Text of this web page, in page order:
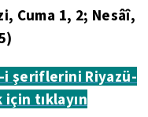
Cuma 1, 2; Nesâî,
i şeriflerini Riyazü-
tıklayın